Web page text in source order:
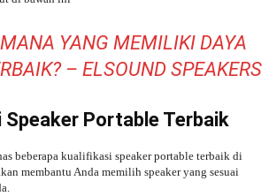
YANG MEMILIKI DAYA
– ELSOUND SPEAKERS
Speaker Portable Terbaik
beberapa kualifikasi speaker portable terbaik di
membantu Anda memilih speaker yang sesuai